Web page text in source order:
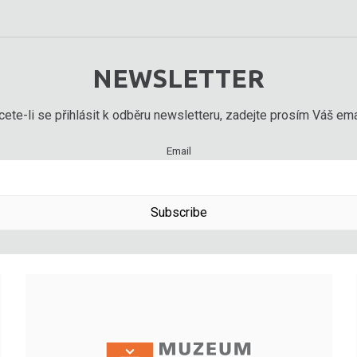
NEWSLETTER
li se přihlásit k odběru newsletteru, zadejte prosím Váš
Email
Subscribe